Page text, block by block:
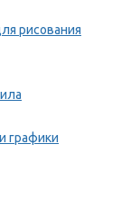
рисования
графики